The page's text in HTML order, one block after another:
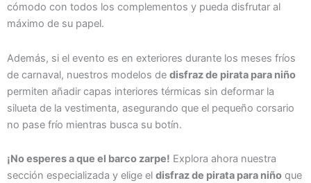
cómodo con todos los complementos y pueda disfrutar al
máximo de su papel.
Además, si el evento es en exteriores durante los meses fríos
de carnaval, nuestros modelos de disfraz de pirata para niño
permiten añadir capas interiores térmicas sin deformar la
silueta de la vestimenta, asegurando que el pequeño corsario
no pase frío mientras busca su botín.
¡No esperes a que el barco zarpe! Explora ahora nuestra
sección especializada y elige el disfraz de pirata para niño que